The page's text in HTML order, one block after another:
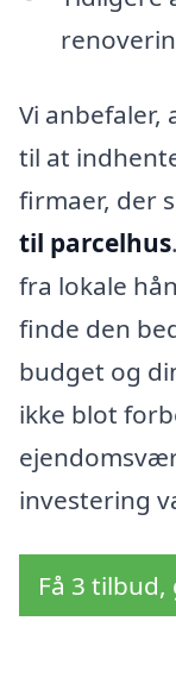
Vi
til at
firmaer, der
til parcelhus
fra lokale
finde den
budget og
ikke blot
investering
Få 3